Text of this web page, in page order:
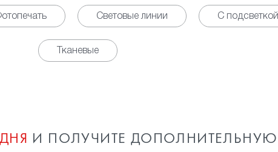
Световые линии С подсветкой
Тканевые
И ПОЛУЧИТЕ ДОПОЛНИТЕЛЬНУЮ